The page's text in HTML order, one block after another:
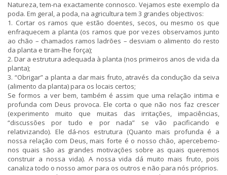
Natureza, tem-na exactamente connosco. Vejamos este exemplo da
poda. Em geral, a poda, na agricultura tem 3 grandes objectivos:
1. Cortar os ramos que estão doentes, secos, ou mesmo os que
enfraquecem a planta (os ramos que por vezes observamos junto
ao chão – chamados ramos ladrões – desviam o alimento do resto
da planta e tiram-lhe força);
2. Dar a estrutura adequada à planta (nos primeiros anos de vida da
planta);
3. “Obrigar” a planta a dar mais fruto, através da condução da seiva
(alimento da planta) para os locais certos;
Se formos a ver bem, também é assim que uma relação intima e
profunda com Deus provoca. Ele corta o que não nos faz crescer
(experimento muito que muitas das irritações, impaciências,
“discussões por tudo e por nada” se vão pacificando e
relativizando). Ele dá-nos estrutura (Quanto mais profunda é a
nossa relação com Deus, mais forte é o nosso chão, apercebemo-
nos quais são as grandes motivações sobre as quais queremos
construir a nossa vida). A nossa vida dá muito mais fruto, pois
canaliza todo o nosso amor para os outros e não para nós próprios.